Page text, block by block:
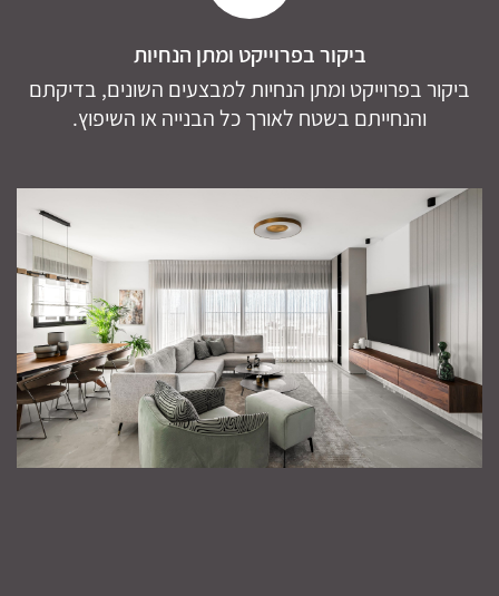
ביקור בפרוייקט ומתן הנחיות
ביקור בפרוייקט ומתן הנחיות למבצעים השונים, בדיקתם
והנחייתם בשטח לאורך כל הבנייה או השיפוץ.